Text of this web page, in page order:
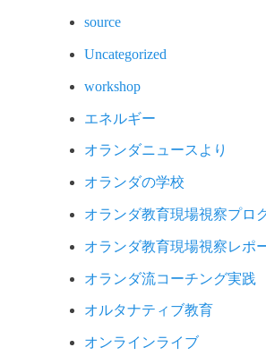
source
Uncategorized
workshop
エネルギー
オランダニュースより
オランダの学校
オランダ教育現場視察プロ
オランダ教育現場視察レポ
オランダ流コーチング実践
オルタナティブ教育
オンラインライブ